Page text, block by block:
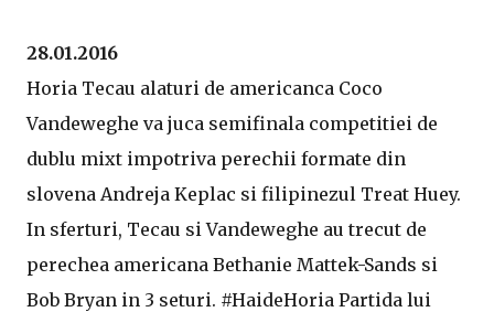
28.01.2016
Horia Tecau alaturi de americanca Coco
Vandeweghe va juca semifinala competitiei de
dublu mixt impotriva perechii formate din
slovena Andreja Keplac si filipinezul Treat Huey.
In sferturi, Tecau si Vandeweghe au trecut de
perechea americana Bethanie Mattek-Sands si
Bob Bryan in 3 seturi. #HaideHoria Partida lui